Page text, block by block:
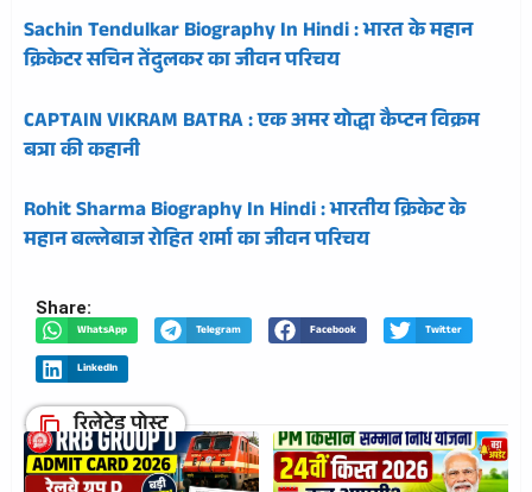
Sachin Tendulkar Biography In Hindi : भारत के महान
क्रिकेटर सचिन तेंदुलकर का जीवन परिचय
CAPTAIN VIKRAM BATRA : एक अमर योद्धा कैप्टन विक्रम
बत्रा की कहानी
Rohit Sharma Biography In Hindi : भारतीय क्रिकेट के
महान बल्लेबाज रोहित शर्मा का जीवन परिचय
Share:
WhatsApp Telegram Facebook Twitter
LinkedIn
रिलेटेड पोस्ट